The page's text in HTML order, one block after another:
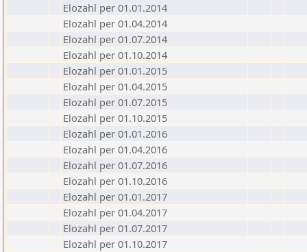
Elozahl per 01.01.2014
Elozahl per 01.04.2014
Elozahl per 01.07.2014
Elozahl per 01.10.2014
Elozahl per 01.01.2015
Elozahl per 01.04.2015
Elozahl per 01.07.2015
Elozahl per 01.10.2015
Elozahl per 01.01.2016
Elozahl per 01.04.2016
Elozahl per 01.07.2016
Elozahl per 01.10.2016
Elozahl per 01.01.2017
Elozahl per 01.04.2017
Elozahl per 01.07.2017
Elozahl per 01.10.2017